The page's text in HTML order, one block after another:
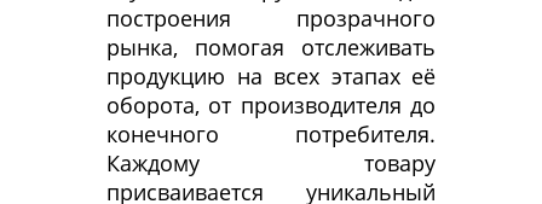
построения прозрачного
рынка, помогая отслеживать
продукцию на всех этапах её
оборота, от производителя до
конечного потребителя.
Каждому товару
присваивается уникальный